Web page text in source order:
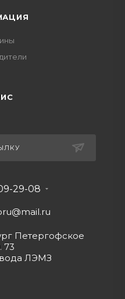
29-08
@mail.ru
Петергофское
73
ЛЭМЗ